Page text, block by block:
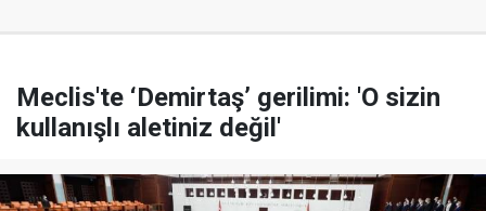
Meclis'te ‘Demirtaş’ gerilimi: 'O sizin
kullanışlı aletiniz değil'